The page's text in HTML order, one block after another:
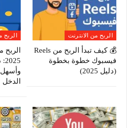
الربح من الانترنت
💰 كيف تبدأ الربح من Reels
فيسبوك خطوة بخطوة
(دليل 2025)
الربح
الدخل